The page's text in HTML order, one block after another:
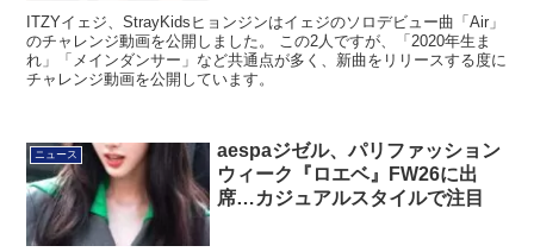
ITZYイェジ、StrayKidsヒョンジンはイェジのソロデビュー曲「Air」
のチャレンジ動画を公開しました。 この2人ですが、「2020年生ま
れ」「メインダンサー」など共通点が多く、新曲をリリースする度に
チャレンジ動画を公開しています。
ニュース
aespaジゼル、パリファッション
ウィーク『ロエベ』FW26に出
席…カジュアルスタイルで注目